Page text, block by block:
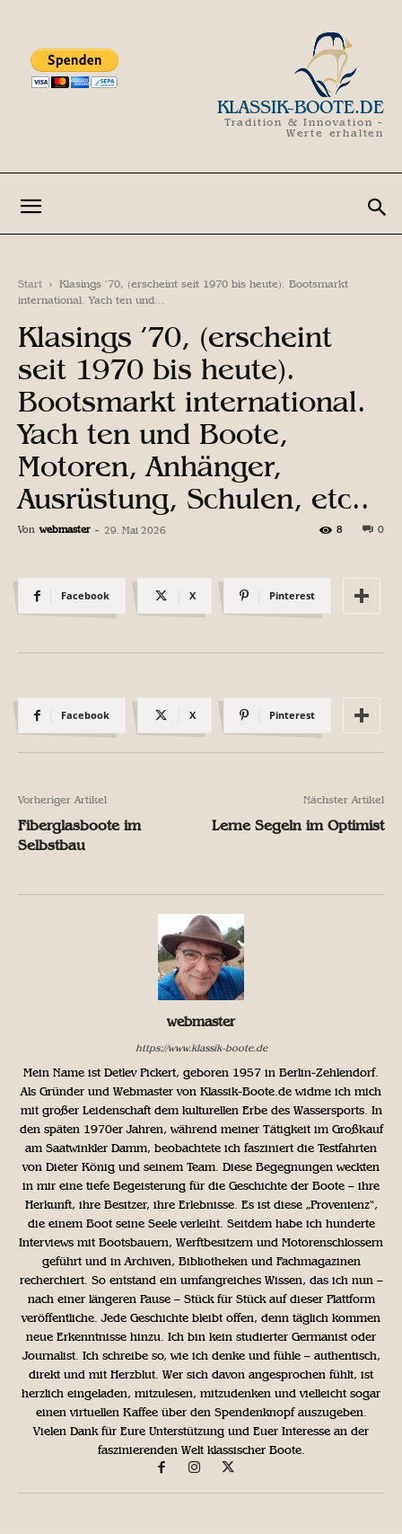
KLASSIK-BOOTE.DE
Tradition & Innovation -
Werte erhalten
Start
Klasings ’70, (erscheint seit 1970 bis heute). Bootsmarkt
international. Yach ten und...
Klasings ’70, (erscheint
seit 1970 bis heute).
Bootsmarkt international.
Yach ten und Boote,
Motoren, Anhänger,
Ausrüstung, Schulen, etc..
Von webmaster - 29. Mai 2026 0
8
Facebook X Pinterest
Facebook X Pinterest
Vorheriger Artikel
Fiberglasboote im
Selbstbau
Nächster Artikel
Lerne Segeln im Optimist
webmaster
https://www.klassik-boote.de
Mein Name ist Detlev Pickert, geboren 1957 in Berlin-Zehlendorf.
Als Gründer und Webmaster von Klassik-Boote.de widme ich mich
mit großer Leidenschaft dem kulturellen Erbe des Wassersports. In
den späten 1970er Jahren, während meiner Tätigkeit im Großkauf
am Saatwinkler Damm, beobachtete ich fasziniert die Testfahrten
von Dieter König und seinem Team. Diese Begegnungen weckten
in mir eine tiefe Begeisterung für die Geschichte der Boote – ihre
Herkunft, ihre Besitzer, ihre Erlebnisse. Es ist diese „Provenienz“,
die einem Boot seine Seele verleiht. Seitdem habe ich hunderte
Interviews mit Bootsbauern, Werftbesitzern und Motorenschlossern
geführt und in Archiven, Bibliotheken und Fachmagazinen
recherchiert. So entstand ein umfangreiches Wissen, das ich nun –
nach einer längeren Pause – Stück für Stück auf dieser Plattform
veröffentliche. Jede Geschichte bleibt offen, denn täglich kommen
neue Erkenntnisse hinzu. Ich bin kein studierter Germanist oder
Journalist. Ich schreibe so, wie ich denke und fühle – authentisch,
direkt und mit Herzblut. Wer sich davon angesprochen fühlt, ist
herzlich eingeladen, mitzulesen, mitzudenken und vielleicht sogar
einen virtuellen Kaffee über den Spendenknopf auszugeben.
Vielen Dank für Eure Unterstützung und Euer Interesse an der
faszinierenden Welt klassischer Boote.